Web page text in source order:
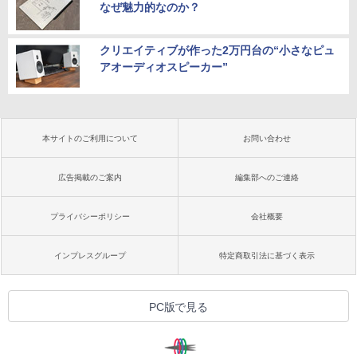
なぜ魅力的なのか？
クリエイティブが作った2万円台の“小さなピュ
アオーディオスピーカー”
本サイトのご利用について お問い合わせ
広告掲載のご案内 編集部へのご連絡
プライバシーポリシー 会社概要
インプレスグループ 特定商取引法に基づく表示
PC版で見る